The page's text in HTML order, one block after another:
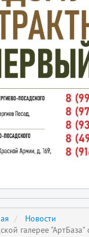
Новости
галерее "АртБаза"